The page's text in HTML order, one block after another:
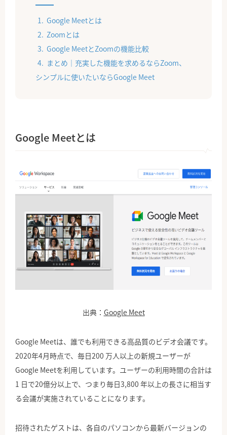
Google Meetとは
Zoomとは
Google MeetとZoomの機能比較
まとめ｜充実した機能を求めるならZoom、
シンプルに使いたいならGoogle Meet
Google Meetとは
出典： Google Meet
Google Meetは、誰でも利用できる高品質のビデオ会議です。
2020年4月時点で、毎日200 万人以上の新規ユーザーが
Google Meetを利用しています。ユーザーの利用時間の合計は
1 日で20億分以上で、つまり毎日3,800 年以上の長さに相当す
る会議が実施されていることになります。
招待されたゲストは、各自のパソコンから最新バージョンの